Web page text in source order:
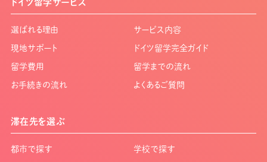
ドイツ留学サービス
選ばれる理由 サービス内容
現地サポート ドイツ留学完全ガイド
留学費用 留学までの流れ
お手続きの流れ よくあるご質問
滞在先を選ぶ
都市で探す 学校で探す